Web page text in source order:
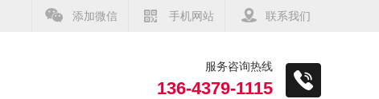
添加微信 手机网站 联系我们
服务咨询热线
136-4379-1115